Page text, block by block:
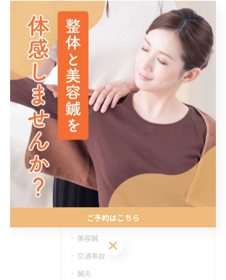
< 前のページ 次のページ >
#大野城市 #春日市
カテゴリー
全てのカテゴリー
リラクゼーション
美容鍼
交通事故
鍼灸
ご予約はこちら
ご予約はこちら